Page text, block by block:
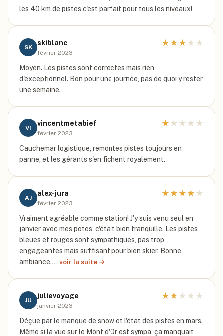
les 40 km de pistes c'est parfait pour tous les niveaux!
SK
skiblanc
février 2023
★ ★ ★ ★ ★
Moyen. Les pistes sont correctes mais rien
d'exceptionnel. Bon pour une journée, pas de quoi y rester
une semaine.
VI
vincentmetabief
février 2023
★ ★ ★ ★ ★
Cauchemar logistique, remontes pistes toujours en
panne, et les gérants s'en fichent royalement.
AJ
alex-jura
février 2023
★ ★ ★ ★ ★
Vraiment agréable comme station! J'y suis venu seul en
janvier avec mes potes, c'était bien tranquille. Les pistes
bleues et rouges sont sympathiques, pas trop
engageantes mais suffisant pour bien skier. Bonne
ambiance… voir la suite →
JU
julievoyage
janvier 2023
★ ★ ★ ★ ★
Déçue par le manque de snow et l'état des pistes en mars.
Même si la vue sur le Mont d'Or est sympa, ça manquait